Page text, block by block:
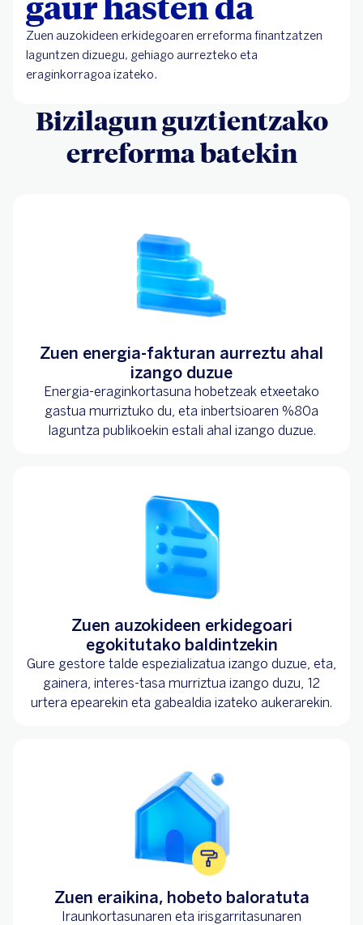
Zuen auzokideen erkidegoaren erreforma finantzatzen
laguntzen dizuegu, gehiago aurrezteko eta
eraginkorragoa izateko.
Bizilagun guztientzako
erreforma batekin
Zuen energia-fakturan aurreztu ahal
izango duzue
Energia-eraginkortasuna hobetzeak etxeetako
gastua murriztuko du, eta inbertsioaren %80a
laguntza publikoekin estali ahal izango duzue.
Zuen auzokideen erkidegoari
egokitutako baldintzekin
Gure gestore talde espezializatua izango duzue, eta,
gainera, interes-tasa murriztua izango duzu, 12
urtera epearekin eta gabealdia izateko aukerarekin.
Zuen eraikina, hobeto baloratuta
Iraunkortasunaren eta irisgarritasunaren